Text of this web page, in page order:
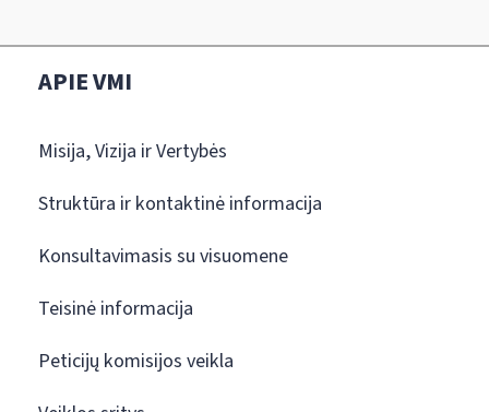
APIE VMI
Misija, Vizija ir Vertybės
Struktūra ir kontaktinė informacija
Konsultavimasis su visuomene
Teisinė informacija
Peticijų komisijos veikla